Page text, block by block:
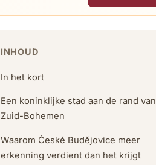
INHOUD
In het kort
Een koninklijke stad aan de rand van
Zuid-Bohemen
Waarom České Budějovice meer
erkenning verdient dan het krijgt